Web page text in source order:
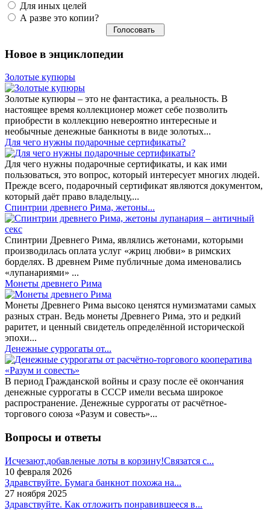
Для иных целей
А разве это копии?
Новое в энциклопедии
Золотые купюры
Золотые купюры – это не фантастика, а реальность. В
настоящее время коллекционер может себе позволить
приобрести в коллекцию невероятно интересные и
необычные денежные банкноты в виде золотых...
​Для чего нужны подарочные сертификаты?
Для чего нужны подарочные сертификаты, и как ими
пользоваться, это вопрос, который интересует многих людей.
Прежде всего, подарочный сертификат являются документом,
который даёт право владельцу,...
Спинтрии древнего Рима, жетоны...
Спинтрии Древнего Рима, являлись жетонами, которыми
производилась оплата услуг «жриц любви» в римских
борделях. В древнем Риме публичные дома именовались
«лупанариями» ...
Монеты древнего Рима
Монеты Древнего Рима высоко ценятся нумизматами самых
разных стран. Ведь монеты Древнего Рима, это и редкий
раритет, и ценный свидетель определённой исторической
эпохи...
Денежные суррогаты от...
В период Гражданской войны и сразу после её окончания
денежные суррогаты в СССР имели весьма широкое
распространение. Денежные суррогаты от расчётное-
торгового союза «Разум и совесть»...
Вопросы и ответы
Исчезают,добавленые лоты в корзину!Связатся с...
10 февраля 2026
Здравствуйте. Бумага банкнот похожа на...
27 ноября 2025
Здравствуйте. Как отложить понравившееся в...